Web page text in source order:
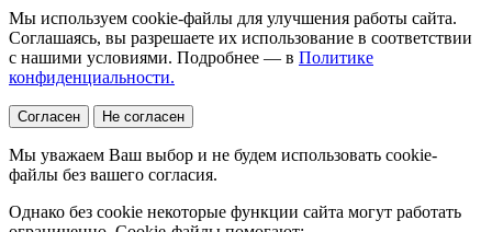
Мы используем cookie-файлы для улучшения работы сайта.
Соглашаясь, вы разрешаете их использование в соответствии
с нашими условиями. Подробнее — в Политике
конфиденциальности.
Согласен Не согласен
Мы уважаем Ваш выбор и не будем использовать cookie-
файлы без вашего согласия.
Однако без cookie некоторые функции сайта могут работать